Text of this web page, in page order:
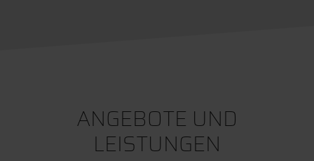
ANGEBOTE UND
LEISTUNGEN